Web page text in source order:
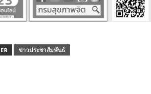
ข่าวประชาสัมพันธ์